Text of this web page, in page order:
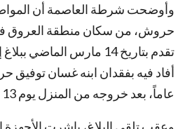
وأوضحت شرطة العاصمة أن
حروش، من سكان منطقة العروق
تقدم بتاريخ 14 مارس
عاماً، بعد خروجه من المنزل يوم 13 مارس وعدم عودته.